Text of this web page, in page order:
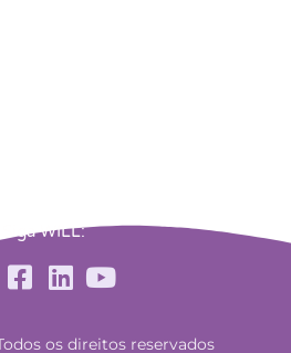
Siga WILL:
os direitos reservados